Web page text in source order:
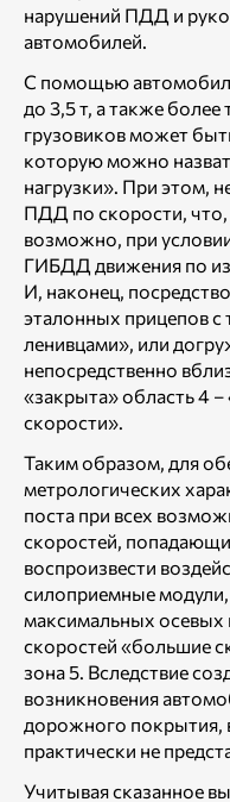
нарушений ПДД и
автомобилей.
С помощью
до 3,5 т, а также
грузовиков может
которую можно
нагрузки». При этом,
ПДД по скорости, что,
возможно, при
ГИБДД движения по
И, наконец,
эталонных прицепов
ленивцами», или
непосредственно
«закрыта» область 4 –
скорости».
Таким образом, для
метрологических
поста при всех
скоростей,
воспроизвести
силоприемные
максимальных осевых
скоростей «большие
зона 5. Вследствие
возникновения
дорожного покрытия,
практически не
Учитывая сказанное